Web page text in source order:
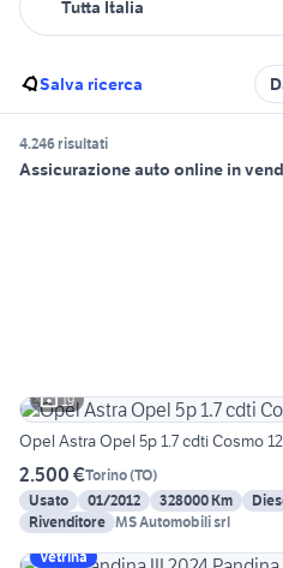
Salva ricerca
4.246 risultati
Assicurazione auto online in
19
Opel Astra Opel 5p 1.7 cdti Cosmo
2.500 €Torino(TO)
Usato
01/2012 328000 Km
Rivenditore MS Automobili srl
Vetrina